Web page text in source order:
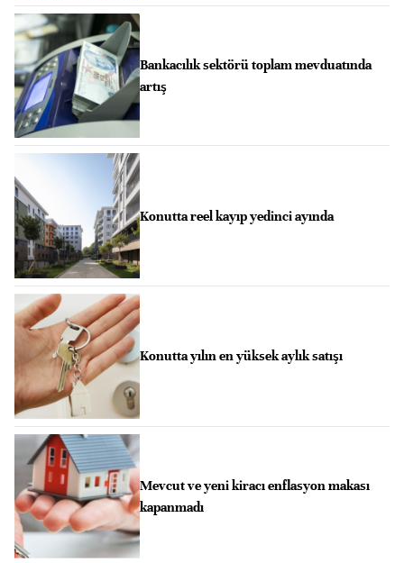
Bankacılık sektörü toplam mevduatında
artış
Konutta reel kayıp yedinci ayında
Konutta yılın en yüksek aylık satışı
Mevcut ve yeni kiracı enflasyon makası
kapanmadı